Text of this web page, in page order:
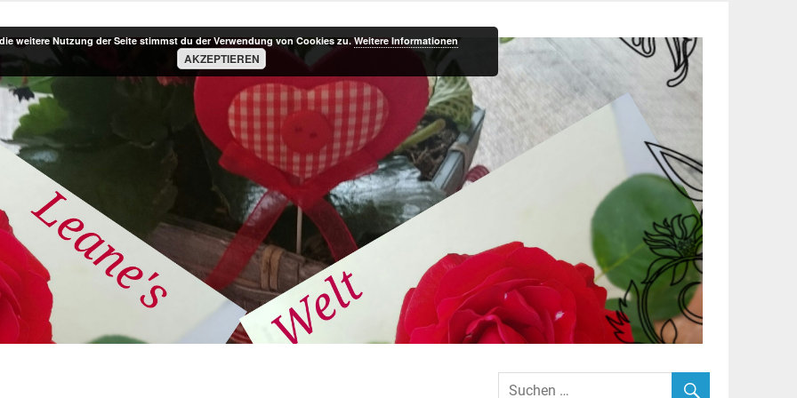
weitere Nutzung der Seite stimmst du der Verwendung von Cookies zu.Weitere Informationen
AKZEPTIEREN